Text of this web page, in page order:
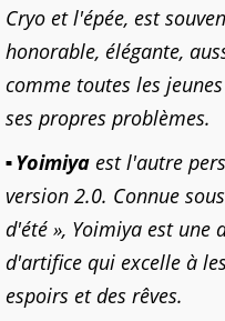
Cryo et l'épée, est
honorable, élégante,
comme toutes les
ses propres problèmes.
Yoimiya est l'autre
version 2.0. Connue
d'été », Yoimiya est une
d'artifice qui excelle à
espoirs et des rêves.